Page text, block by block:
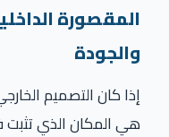
المقصورة
والجودة
إذا كان التصميم